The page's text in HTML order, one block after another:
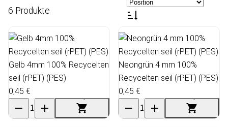
6 Produkte
Gelb 4mm 100% Recycelten
seil (rPET) (PES)
0,45 €
Neongrün 4 mm 100%
Recycelten seil (rPET) (PES)
0,45 €